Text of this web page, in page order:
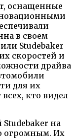
оснащенные
в своем
Studebaker
скоростей и
драйва
для их
кто видел
на
огромным. Их